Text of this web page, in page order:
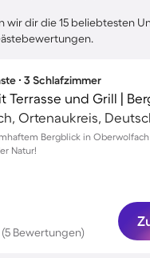
wir dir die 15 beliebtesten
∙ 3 Schlafzimmer
Terrasse und Grill |
Ortenaukreis,
Bergblick in Oberwolfach
Natur!
(5 Bewertungen)